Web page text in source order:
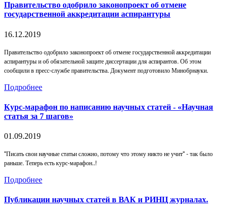
Правительство одобрило законопроект об отмене
государственной аккредитации аспирантуры
16.12.2019
Правительство одобрило законопроект об отмене государственной аккредитации
аспирантуры и об обязательной защите диссертации для аспирантов. Об этом
сообщили в пресс-службе правительства. Документ подготовило Минобрнауки.
Подробнее
Курс-марафон по написанию научных статей - «Научная
статья за 7 шагов»
01.09.2019
"Писать свои научные статьи сложно, потому что этому никто не учит" - так было
раньше. Теперь есть курс-марафон..!
Подробнее
Публикации научных статей в ВАК и РИНЦ журналах.